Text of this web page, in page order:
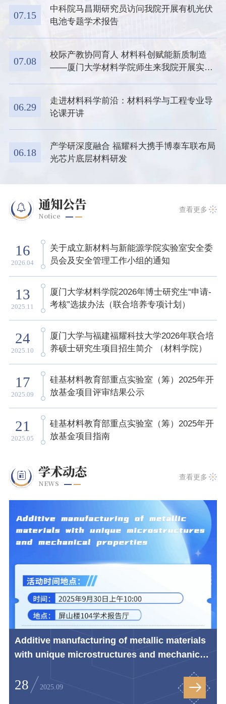
蒋建中教授及学院师生对来访嘉宾表示了热烈欢
迎。双方围绕学科建设、研究生培养及产教融合模
式进行了深入探讨。图1.厦门大学材料学院来访领
导与我院师生代表合影留念在欢迎仪式上，蒋建中
院长系统介绍了福耀科技大学作为新型研究型大学
的办学定位，以及新材料与新能源学院在材料学科
前沿领域的布局。...
07.15
中科院马昌期研究员访问我院开展有机光伏
电池专题学术报告
07.08
校际产教协同育人 材料科创赋能新质制造
——厦门大学材料学院师生来我院开展实习
06.29
走进材料科学前沿：材料科学与工程专业导
论课开讲
06.18
产学研深度融合 福耀科大携手博泰车联布局
光芯片底层材料研发
通知公告
Notice
查看更多
16
2026.04
关于成立新材料与新能源学院实验室安全委
员会及安全管理工作小组的通知
13
2025.11
厦门大学材料学院2026年博士研究生“申请-
考核”选拔办法（联合培养专项计划）
24
2025.10
厦门大学与福建福耀科技大学2026年联合培
养硕士研究生项目招生简介 （材料学院）
17
2025.09
硅基材料教育部重点实验室（筹）2025年开
放基金项目评审结果公示
21
2025.05
硅基材料教育部重点实验室（筹）2025年开
放基金项目指南
学术动态
NEWS
查看更多
Additive manufacturing of metallic materials
with unique microstructures and mechanical
28 2025.09